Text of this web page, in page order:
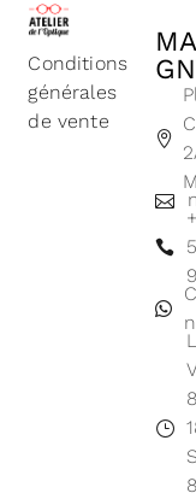
Conditions
générales
de vente